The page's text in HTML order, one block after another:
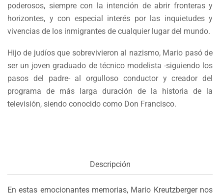
poderosos, siempre con la intención de abrir fronteras y
horizontes, y con especial interés por las inquietudes y
vivencias de los inmigrantes de cualquier lugar del mundo.
Hijo de judíos que sobrevivieron al nazismo, Mario pasó de
ser un joven graduado de técnico modelista -siguiendo los
pasos del padre- al orgulloso conductor y creador del
programa de más larga duración de la historia de la
televisión, siendo conocido como Don Francisco.
Descripción
En estas emocionantes memorias, Mario Kreutzberger nos